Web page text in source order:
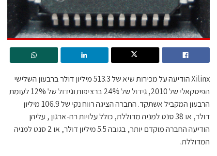
Xilinx הודיעה על מכירות שיא של 513.3 מיליון דולר ברבעון השלישי
הפיסקאלי של 2010, גידול של 24% ברציפות וגידול של 12% לעומת
הרבעון המקביל אשתקד. החברה הציגה רווח נקי של 106.9 מיליון
דולר, או 38 סנט למניה מדוללת, כולל עלויות רה-ארגון , עליהן
הודיעה החברה מוקדם יותר, בגובה 5.5 מיליון דולר, או 2 סנט למניה
המדוללת.